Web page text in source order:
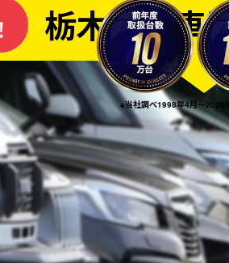
なら
※当社調べ1998年4月～2025
栃木県の車
20秒で入力
無料でカンタ
ご依頼いただいたお車を